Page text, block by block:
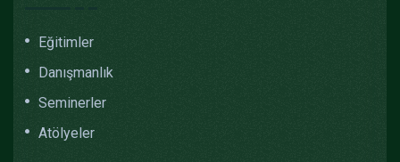
Eğitimler
Danışmanlık
Seminerler
Atölyeler